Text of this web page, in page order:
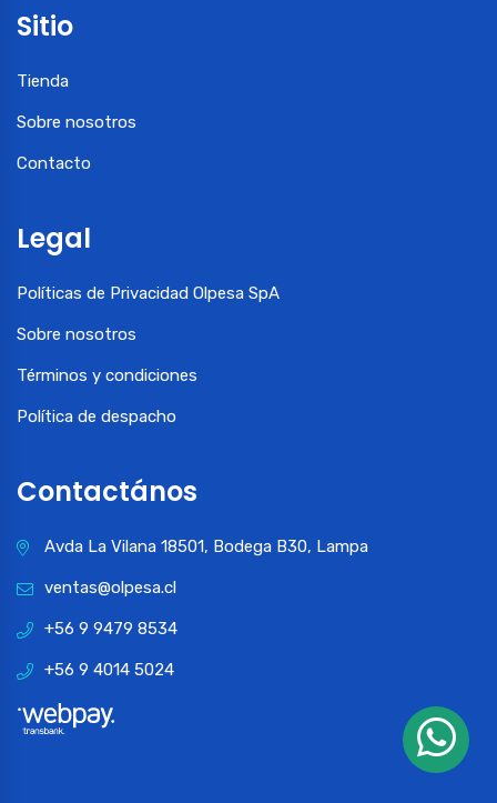
Sitio
Tienda
Sobre nosotros
Contacto
Legal
Políticas de Privacidad Olpesa SpA
Sobre nosotros
Términos y condiciones
Política de despacho
Contactános
Avda La Vilana 18501, Bodega B30, Lampa
ventas@olpesa.cl
+56 9 9479 8534
+56 9 4014 5024